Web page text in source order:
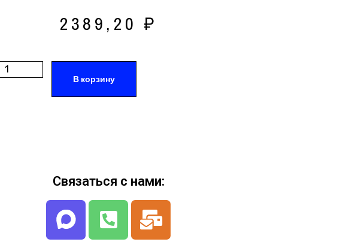
2389,20 ₽
В корзину
Связаться с нами: